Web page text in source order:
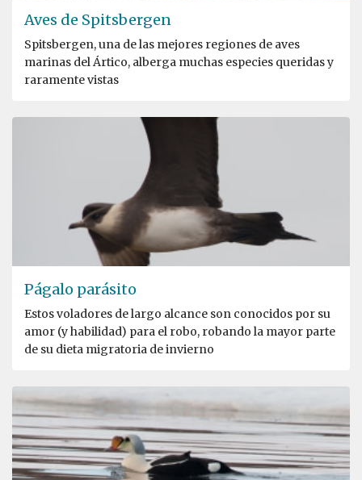
Aves de Spitsbergen
Spitsbergen, una de las mejores regiones de aves
marinas del Ártico, alberga muchas especies queridas y
raramente vistas
Págalo parásito
Estos voladores de largo alcance son conocidos por su
amor (y habilidad) para el robo, robando la mayor parte
de su dieta migratoria de invierno